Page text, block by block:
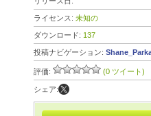
ライセンス: 未知の
ダウンロード: 137
投稿ナビゲーション:
評価: (0 ツイート)
シェア: